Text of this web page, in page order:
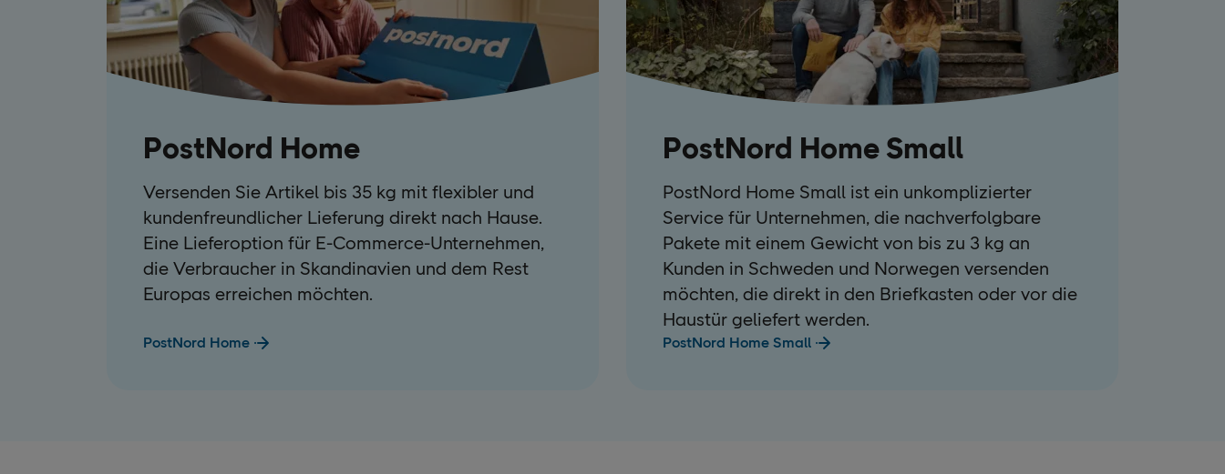
PostNord Home
Versenden Sie Artikel bis 35 kg mit flexibler und
kundenfreundlicher Lieferung direkt nach Hause.
Eine Lieferoption für E-Commerce-Unternehmen,
die Verbraucher in Skandinavien und dem Rest
Europas erreichen möchten.
PostNord Home
PostNord Home Small
PostNord Home Small ist ein unkomplizierter
Service für Unternehmen, die nachverfolgbare
Pakete mit einem Gewicht von bis zu 3 kg an
Kunden in Schweden und Norwegen versenden
möchten, die direkt in den Briefkasten oder vor die
Haustür geliefert werden.
PostNord Home Small